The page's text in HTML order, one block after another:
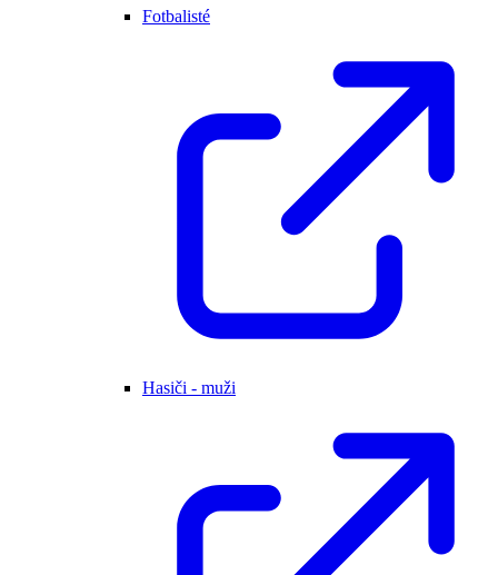
Fotbalisté
Hasiči - muži